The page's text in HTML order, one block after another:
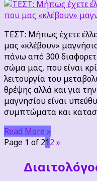
ΤΕΣΤ: Μήπως έχετε
μας «κλέβουν»
πάνω από 300
σώμα μας, που είναι
λειτουργία του
θρέψης αλλά και για
μαγνησίου είναι
συμπτώματα και
Read More »
Page 1 of 212»